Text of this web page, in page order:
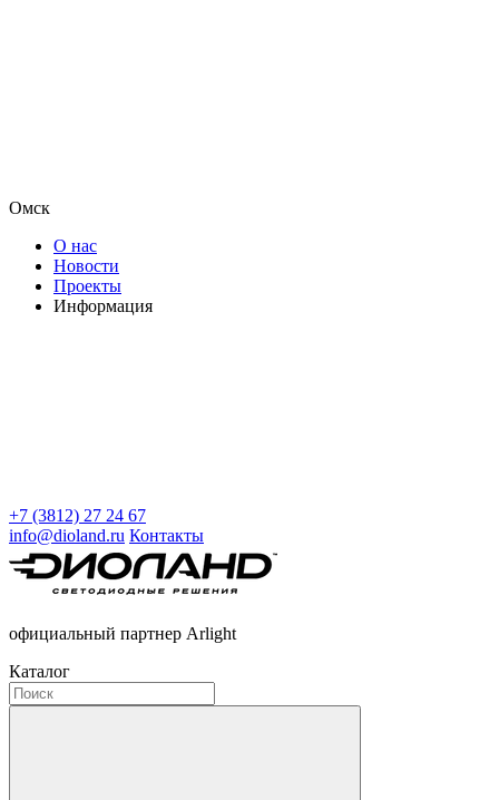
Омск
О нас
Новости
Проекты
Информация
+7 (3812) 27 24 67
info@dioland.ru Контакты
официальный партнер Arlight
Каталог